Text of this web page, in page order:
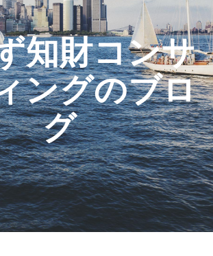
知財コンサ
ングのブロ
グ
打ち」で、新たな発明を創出する方法